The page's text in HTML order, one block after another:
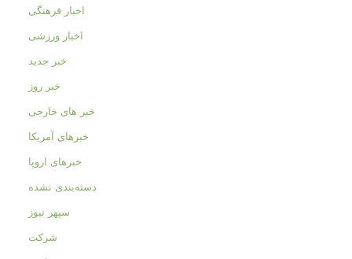
اخبار فرهنگی
اخبار ورزشی
خبر جدید
خبر روز
خبر های خارجی
خبرهای آمریکا
خبرهای اروپا
دسته‌بندی نشده
سپهر نیوز
شرکت